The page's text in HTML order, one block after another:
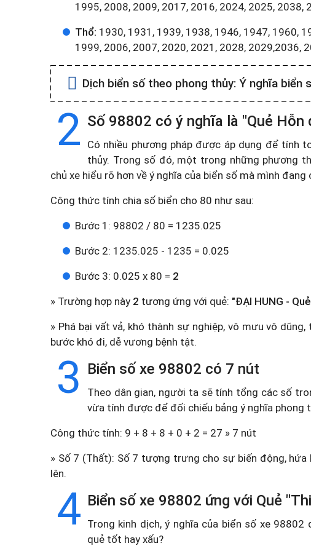
1995, 2008, 2009, 2017, 2016, 2024, 2025, 2038,
Thổ: 1930, 1931, 1939, 1938, 1946, 1947, 1960,
1999, 2006, 2007, 2020, 2021, 2028, 2029,2036,
Dịch biển số theo phong thủy: Ý nghĩa biển
2 Số 98802 có ý nghĩa là "Quẻ Hỗn
Có nhiều phương pháp được áp dụng để tính
thủy. Trong số đó, một trong những phương
chủ xe hiểu rõ hơn về ý nghĩa của biển số mà mình đang
Công thức tính chia số biển cho 80 như sau:
Bước 1: 98802 / 80 = 1235.025
Bước 2: 1235.025 - 1235 = 0.025
Bước 3: 0.025 x 80 = 2
» Trường hợp này 2 tương ứng với quẻ: "ĐẠI HUNG -
» Phá bại vất vả, khó thành sự nghiệp, vô mưu vô
bước khó đi, dễ vương bệnh tật.
3 Biển số xe 98802 có 7 nút
Theo dân gian, người ta sẽ tính tổng các số
vừa tính được để đối chiếu bảng ý nghĩa phong
Công thức tính: 9 + 8 + 8 + 0 + 2 = 27 » 7 nút
» Số 7 (Thất): Số 7 tượng trưng cho sự biến động,
lên.
4 Biển số xe 98802 ứng với Quẻ
Trong kinh dịch, ý nghĩa của biển số xe
quẻ tốt hay xấu?